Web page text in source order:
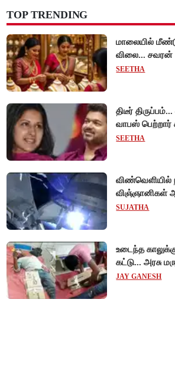
TOP TRENDING
மாலையில்
விலை... சவரன்
தொட்டது!
SEETHA
திடீர்
வாபஸ்
முடித்து
SEETHA
விண்வெளியில்
விஞ்ஞானிகள்
!
SUJATHA
உடைந்த
கட்டு... அரசு
விநோத
JAY GANESH